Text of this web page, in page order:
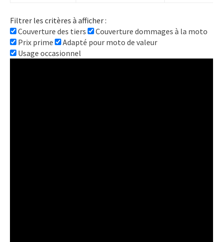
Filtrer les critères à afficher :
Couverture des tiers
Couverture dommages à la moto
Prix prime
Adapté pour moto de valeur
Usage occasionnel